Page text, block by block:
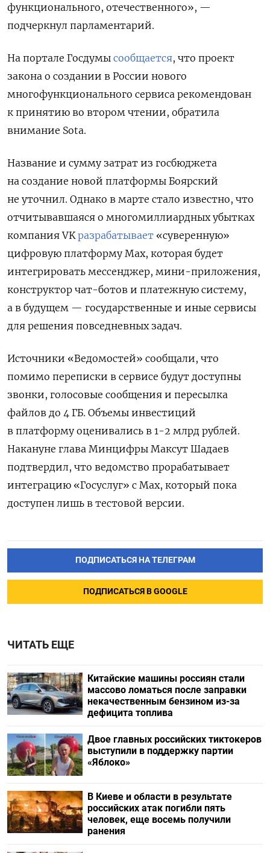
функционального, отечественного», —
подчеркнул парламентарий.
На портале Госдумы сообщается, что проект
закона о создании в России нового
многофункционального сервиса рекомендован
к принятию во втором чтении, обратила
внимание Sota.
Название и сумму затрат из госбюджета
на создание новой платформы Боярский
не уточнил. Однако в марте стало известно, что
отчитывавшаяся о многомиллиардных убытках
компания VK разрабатывает «суверенную»
цифровую платформу Max, которая будет
интегрировать мессенджер, мини-приложения,
конструктор чат-ботов и платежную систему,
а в будущем — государственные и иные сервисы
для решения повседневных задач.
Источники «Ведомостей» сообщали, что
помимо переписки в сервисе будут доступны
звонки, голосовые сообщения и пересылка
файлов до 4 ГБ. Объемы инвестиций
в платформу оценивались в 1-2 млрд рублей.
Накануне глава Минцифры Максут Шадаев
подтвердил, что ведомство прорабатывает
интеграцию «Госуслуг» с Max, который пока
доступен лишь в тестовой версии.
ПОДПИСАТЬСЯ НА ТЕЛЕГРАМ
ПОДПИСАТЬСЯ В GOOGLE
ЧИТАТЬ ЕЩЕ
Китайские машины россиян стали
массово ломаться после заправки
некачественным бензином из-за
дефицита топлива
Двое главных российских тиктокеров
выступили в поддержку партии
«Яблоко»
В Киеве и области в результате
российских атак погибли пять
человек, еще восемь получили
ранения